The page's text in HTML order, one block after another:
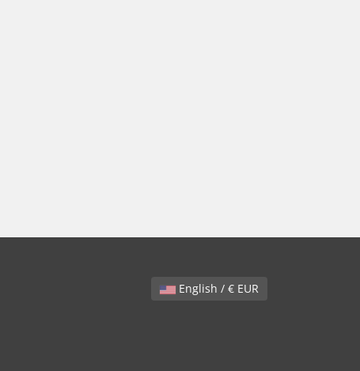
English / € EUR